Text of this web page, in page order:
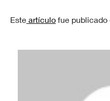
Este artículo fue publicado